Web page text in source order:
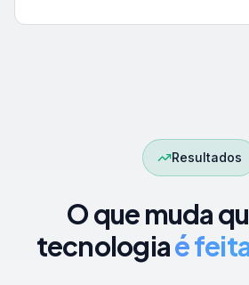
Resultados
O que muda
tecnologiaé